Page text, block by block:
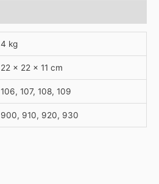
4 kg
22 × 22 × 11 cm
106, 107, 108, 109
900, 910, 920, 930